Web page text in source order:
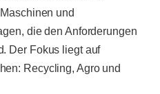
und
die den Anforderungen
Der Fokus liegt auf
Recycling, Agro und